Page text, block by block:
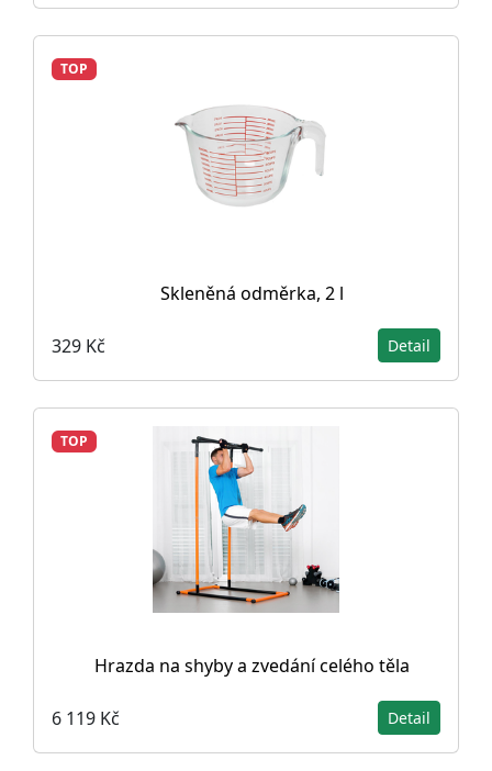
TOP
Skleněná odměrka, 2 l
329 Kč Detail
TOP
Hrazda na shyby a zvedání celého těla
6 119 Kč Detail